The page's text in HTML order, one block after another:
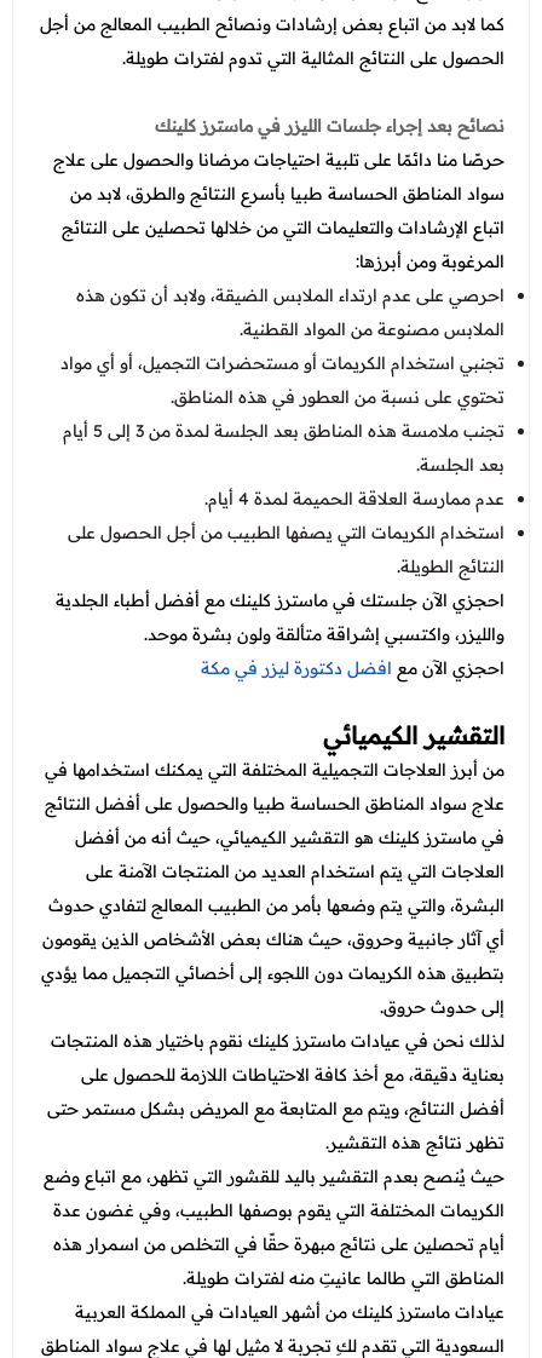
كما لابد من اتباع بعض إرشادات ونصائح الطبيب المعالج من أجل
الحصول على النتائج المثالية التي تدوم لفترات طويلة.
نصائح بعد إجراء جلسات الليزر في ماسترز كلينك
حرصًا منا دائمًا على تلبية احتياجات مرضانا والحصول علىعلاج
سواد المناطق الحساسة طبيا بأسرع النتائج والطرق، لابد من
اتباع الإرشادات والتعليمات التي من خلالها تحصلين على النتائج
المرغوبة ومن أبرزها:
احرصي على عدم ارتداء الملابس الضيقة، ولابد أن تكون هذه
الملابس مصنوعة من المواد القطنية.
تجنبي استخدام الكريمات أو مستحضرات التجميل، أو أي مواد
تحتوي على نسبة من العطور في هذه المناطق.
تجنب ملامسة هذه المناطق بعد الجلسة لمدة من 3 إلى 5 أيام
بعد الجلسة.
عدم ممارسة العلاقة الحميمة لمدة 4 أيام.
استخدام الكريمات التي يصفها الطبيب من أجل الحصول على
النتائج الطويلة.
احجزي الآن جلستك في ماسترز كلينك مع أفضل أطباء الجلدية
والليزر، واكتسبي إشراقة متألقة ولون بشرة موحد.
احجزي الآن مع افضل دكتورة ليزر في مكة
التقشير الكيميائي
من أبرز العلاجات التجميلية المختلفة التي يمكنك استخدامها في
علاج سواد المناطق الحساسة طبيا والحصول على أفضل النتائج
في ماسترز كلينك هو التقشير الكيميائي، حيث أنه من أفضل
العلاجات التي يتم استخدام العديد من المنتجات الآمنة على
البشرة، والتي يتم وضعها بأمر من الطبيب المعالج لتفادي حدوث
أي آثار جانبية وحروق، حيث هناك بعض الأشخاص الذين يقومون
بتطبيق هذه الكريمات دون اللجوء إلى أخصائي التجميل مما يؤدي
إلى حدوث حروق.
لذلك نحن في عيادات ماسترز كلينك نقوم باختيار هذه المنتجات
بعناية دقيقة، مع أخذ كافة الاحتياطات اللازمة للحصول على
أفضل النتائج، ويتم مع المتابعة مع المريض بشكل مستمر حتى
تظهر نتائج هذه التقشير.
حيث يُنصح بعدم التقشير باليد للقشور التي تظهر، مع اتباع وضع
الكريمات المختلفة التي يقوم بوصفها الطبيب، وفي غضون عدة
أيام تحصلين على نتائج مبهرة حقًا في التخلص من اسمرار هذه
المناطق التي طالما عانيتِ منه لفترات طويلة.
عيادات ماسترز كلينك من أشهر العيادات في المملكة العربية
السعودية التي تقدم لكِ تجربة لا مثيل لها في علاج سواد المناطق